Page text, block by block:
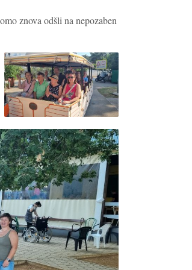
znova odšli na nepozaben